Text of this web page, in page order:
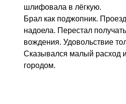
шлифовала в лёгкую.
Брал как поджопник.
надоела. Перестал
вождения. Удовольствие
Сказывался малый расход
городом.